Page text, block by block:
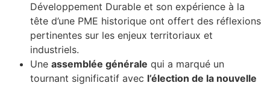
Développement Durable et son expérience à la
tête d’une PME historique ont offert des réflexions
pertinentes sur les enjeux territoriaux et
industriels.
Une assemblée générale qui a marqué un
tournant significatif avec l’élection de la nouvelle